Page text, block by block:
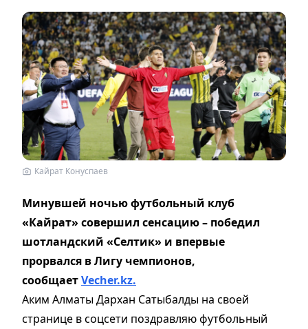
Кайрат Конуспаев
Минувшей ночью футбольный клуб
«Кайрат» совершил сенсацию – победил
шотландский «Селтик» и впервые
прорвался в Лигу чемпионов,
сообщаетVecher.kz.
Аким Алматы Дархан Сатыбалды на своей
странице в соцсети поздравляю футбольный